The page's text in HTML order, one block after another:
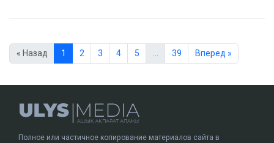
« Назад 1 2 3 4 5 … 39 Вперед »
Полное или частичное копирование материалов сайта в